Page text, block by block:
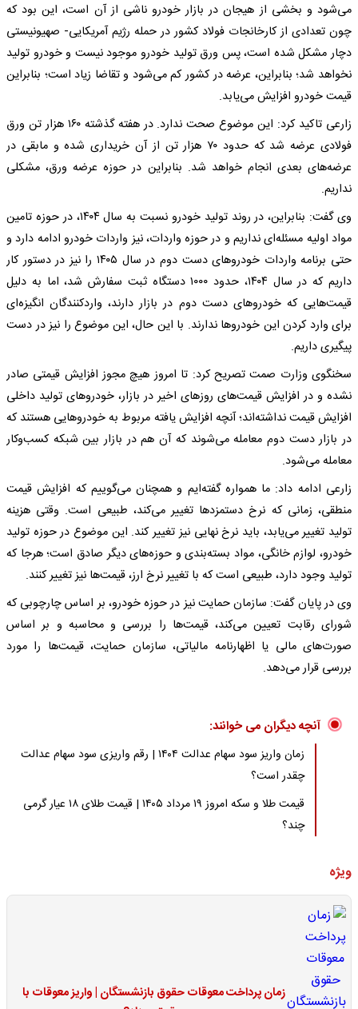
می‌شود و بخشی از هیجان در بازار خودرو ناشی از آن است، این بود که
چون تعدادی از کارخانجات فولاد کشور در حمله رژیم آمریکایی- صهیونیستی
دچار مشکل شده است، پس ورق تولید خودرو موجود نیست و خودرو تولید
نخواهد شد؛ بنابراین، عرضه در کشور کم می‌شود و تقاضا زیاد است؛ بنابراین
قیمت خودرو افزایش می‌یابد.
زارعی تاکید کرد: این موضوع صحت ندارد. در هفته گذشته ۱۶۰ هزار تن ورق
فولادی عرضه شد که حدود ۷۰ هزار تن از آن خریداری شده و مابقی در
عرضه‌های بعدی انجام خواهد شد. بنابراین در حوزه عرضه ورق، مشکلی
نداریم.
وی گفت: بنابراین، در روند تولید خودرو نسبت به سال ۱۴۰۴، در حوزه تامین
مواد اولیه مسئله‌ای نداریم و در حوزه واردات، نیز واردات خودرو ادامه دارد و
حتی برنامه واردات خودروهای دست دوم در سال ۱۴۰۵ را نیز در دستور کار
داریم که در سال ۱۴۰۴، حدود ۱۰۰۰ دستگاه ثبت سفارش شد، اما به دلیل
قیمت‌هایی که خودروهای دست دوم در بازار دارند، واردکنندگان انگیزه‌ای
برای وارد کردن این خودروها ندارند. با این حال، این موضوع را نیز در دست
پیگیری داریم.
سخنگوی وزارت صمت تصریح کرد: تا امروز هیچ مجوز افزایش قیمتی صادر
نشده و در افزایش قیمت‌های روزهای اخیر در بازار، خودروهای تولید داخلی
افزایش قیمت نداشته‌اند؛ آنچه افزایش یافته مربوط به خودروهایی هستند که
در بازار دست دوم معامله می‌شوند که آن هم در بازار بین شبکه‌ کسب‌وکار
معامله می‌شود.
زارعی ادامه داد: ما همواره گفته‌ایم و همچنان می‌گوییم که افزایش قیمت
منطقی، زمانی که نرخ دستمزدها تغییر می‌کند، طبیعی است. وقتی هزینه
تولید تغییر می‌یابد، باید نرخ نهایی نیز تغییر کند. این موضوع در حوزه تولید
خودرو، لوازم خانگی، مواد بسته‌بندی و حوزه‌های دیگر صادق است؛ هرجا که
تولید وجود دارد، طبیعی است که با تغییر نرخ ارز، قیمت‌ها نیز تغییر کنند.
وی در پایان گفت: سازمان حمایت نیز در حوزه خودرو، بر اساس چارچوبی که
شورای رقابت تعیین می‌کند، قیمت‌ها را بررسی و محاسبه و بر اساس
صورت‌های مالی یا اظهارنامه مالیاتی، سازمان حمایت، قیمت‌ها را مورد
بررسی قرار می‌دهد.
آنچه دیگران می خوانند:
زمان واریز سود سهام عدالت ۱۴۰۴ | رقم واریزی سود سهام عدالت
چقدر است؟
قیمت طلا و سکه امروز ۱۹ مرداد ۱۴۰۵ | قیمت طلای ۱۸ عیار گرمی
چند؟
ویژه
زمان پرداخت معوقات حقوق بازنشستگان | واریز معوقات با